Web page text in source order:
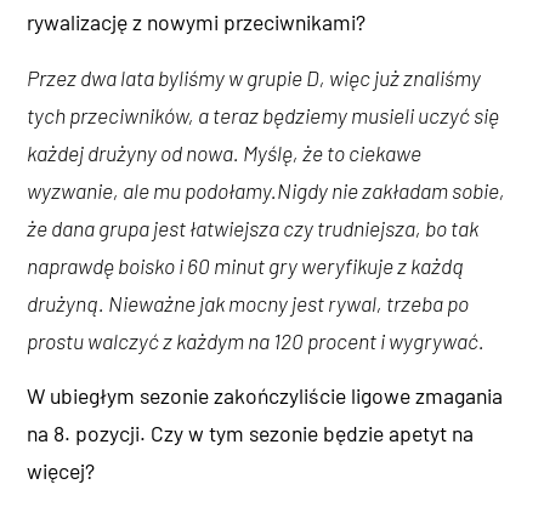
rywalizację z nowymi przeciwnikami?
Przez dwa lata byliśmy w grupie D, więc już znaliśmy
tych przeciwników, a teraz będziemy musieli uczyć się
każdej drużyny od nowa. Myślę, żeto ciekawe
wyzwanie, ale mu podołamy.Nigdy nie zakładam sobie,
że dana grupa jest łatwiejsza czy trudniejsza, bo tak
naprawdę boisko i 60 minut gry weryfikuje z każdą
drużyną. Nieważne jak mocny jest rywal, trzeba po
prostu walczyć z każdym na 120 procent i wygrywać.
W ubiegłym sezonie zakończyliście ligowe zmagania
na 8. pozycji. Czy w tym sezonie będzie apetyt na
więcej?